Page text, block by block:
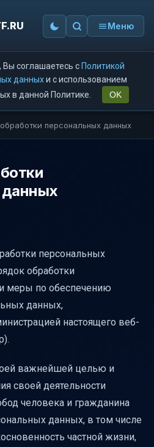
Меню
соглашаетесь с Политикой
данныхи с использованием
в данной Политике.
OK
персональных данных
персональных
обработки
меры по обеспечению
данных,
настоящего веб-
важнейшей целью и
своей деятельности
человека и гражданина
данных, в том числе
частной жизни,